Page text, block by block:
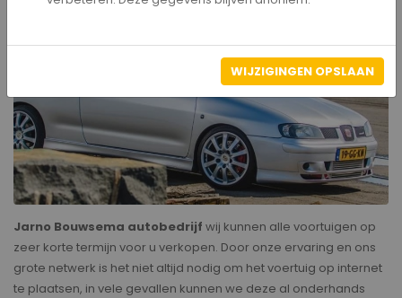
WIJZIGINGEN OPSLAAN
Jarno Bouwsema autobedrijf wij kunnen alle voortuigen op
zeer korte termijn voor u verkopen. Door onze ervaring en ons
grote netwerk is het niet altijd nodig om het voertuig op internet
te plaatsen, in vele gevallen kunnen we deze al onderhands